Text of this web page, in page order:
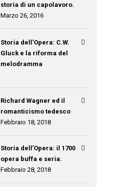
storia di un capolavoro.
Marzo 26, 2016
Storia dell’Opera: C.W.
Gluck e la riforma del
melodramma
Richard Wagner ed il
romanticismo tedesco
Febbraio 18, 2018
Storia dell’Opera: il 1700
opera buffa e seria.
Febbraio 28, 2018